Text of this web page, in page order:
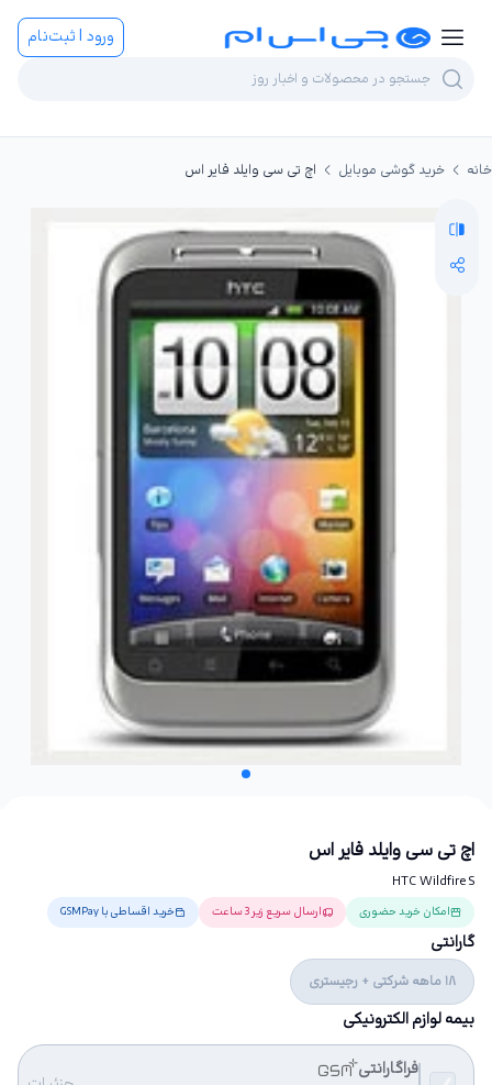
ورود | ثبت‌نام
خانه خرید گوشی موبایل اچ تی سی وایلد فایر اس
اچ تی سی وایلد فایر اس
HTC Wildfire S
امکان خرید حضوری ارسال سریع زیر 3 ساعت خرید اقساطی با GSMPay
گارانتی
18 ماهه شرکتی + رجیستری
بیمه لوازم الکترونیکی
فراگارانتی